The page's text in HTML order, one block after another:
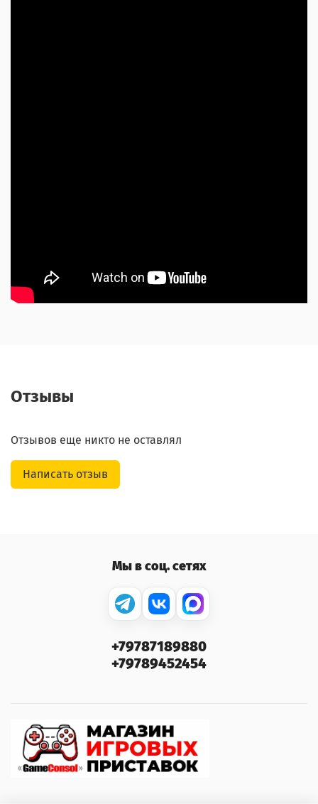
Отзывы
Отзывов еще никто не оставлял
Написать отзыв
Мы в соц. сетях
+79787189880
+79789452454